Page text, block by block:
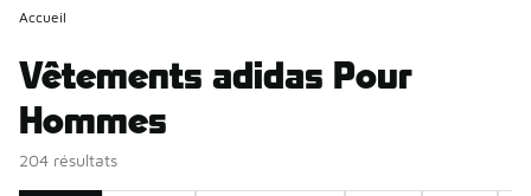
Accueil
Vêtements adidas Pour
Hommes
204 résultats